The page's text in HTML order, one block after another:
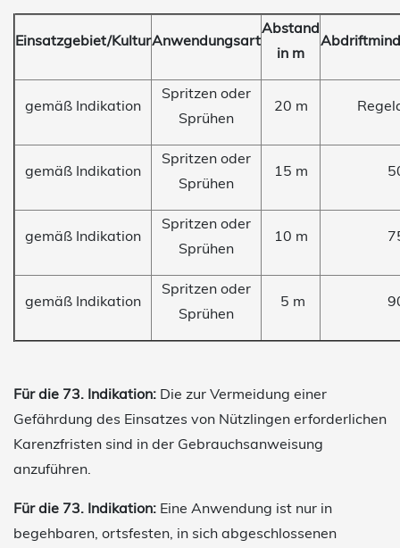
Einsatzgebiet/KulturAnwendungsart
Abstand
in m
gemäß Indikation
Spritzen oder
Sprühen
20 m
gemäß Indikation
Spritzen oder
Sprühen
15 m
gemäß Indikation
Spritzen oder
Sprühen
10 m
gemäß Indikation
Spritzen oder
Sprühen
5 m
Für die 73. Indikation: Die zur Vermeidung einer
Gefährdung des Einsatzes von Nützlingen erforderlichen
Karenzfristen sind in der Gebrauchsanweisung
anzuführen.
Für die 73. Indikation: Eine Anwendung ist nur in
begehbaren, ortsfesten, in sich abgeschlossenen